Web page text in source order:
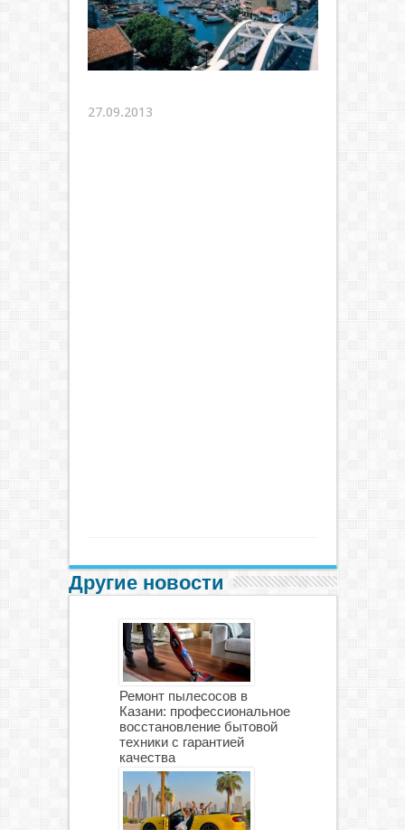
27.09.2013
Другие новости
Ремонт пылесосов в
Казани: профессиональное
восстановление бытовой
техники с гарантией
качества